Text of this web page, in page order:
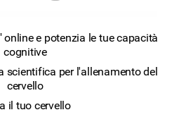
online e potenzia le tue capacità
cognitive
scientifica per l'allenamento del
cervello
il tuo cervello